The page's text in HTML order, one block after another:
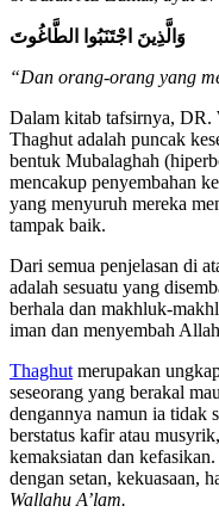
وَالَّذِينَ اجْتَنَبُوا الطَّاغُوتَ
“Dan orang-orang yang
Dalam kitab tafsirnya, DR.
Thaghut adalah puncak
bentuk Mubalaghah
mencakup penyembahan
yang menyuruh mereka
tampak baik.
Dari semua penjelasan di
adalah sesuatu yang
berhala dan makhluk-
iman dan menyembah
Thaghut merupakan
seseorang yang berakal
dengannya namun ia tidak
berstatus kafir atau
kemaksiatan dan
dengan setan, kekuasaan,
Wallahu A’lam.